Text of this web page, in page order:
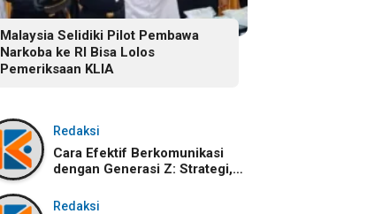
Malaysia Selidiki Pilot Pembawa
Narkoba ke RI Bisa Lolos
Pemeriksaan KLIA
Redaksi
Cara Efektif Berkomunikasi
dengan Generasi Z: Strategi,
Tantangannya
Redaksi